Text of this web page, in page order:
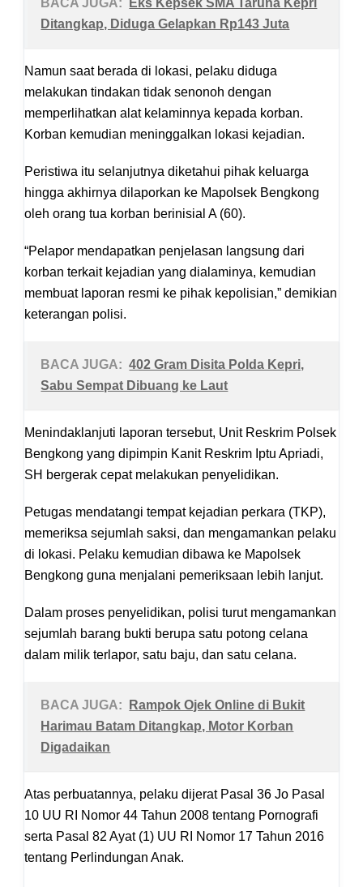
BACA JUGA:
Eks Kepsek SMA Taruna Kepri
Ditangkap, Diduga Gelapkan Rp143 Juta
Namun saat berada di lokasi, pelaku diduga
melakukan tindakan tidak senonoh dengan
memperlihatkan alat kelaminnya kepada korban.
Korban kemudian meninggalkan lokasi kejadian.
Peristiwa itu selanjutnya diketahui pihak keluarga
hingga akhirnya dilaporkan ke Mapolsek Bengkong
oleh orang tua korban berinisial A (60).
“Pelapor mendapatkan penjelasan langsung dari
korban terkait kejadian yang dialaminya, kemudian
membuat laporan resmi ke pihak kepolisian,” demikian
keterangan polisi.
BACA JUGA: 402 Gram Disita Polda Kepri,
Sabu Sempat Dibuang ke Laut
Menindaklanjuti laporan tersebut, Unit Reskrim Polsek
Bengkong yang dipimpin Kanit Reskrim Iptu Apriadi,
SH bergerak cepat melakukan penyelidikan.
Petugas mendatangi tempat kejadian perkara (TKP),
memeriksa sejumlah saksi, dan mengamankan pelaku
di lokasi. Pelaku kemudian dibawa ke Mapolsek
Bengkong guna menjalani pemeriksaan lebih lanjut.
Dalam proses penyelidikan, polisi turut mengamankan
sejumlah barang bukti berupa satu potong celana
dalam milik terlapor, satu baju, dan satu celana.
BACA JUGA:
Rampok Ojek Online di Bukit
Harimau Batam Ditangkap, Motor Korban
Digadaikan
Atas perbuatannya, pelaku dijerat Pasal 36 Jo Pasal
10 UU RI Nomor 44 Tahun 2008 tentang Pornografi
serta Pasal 82 Ayat (1) UU RI Nomor 17 Tahun 2016
tentang Perlindungan Anak.